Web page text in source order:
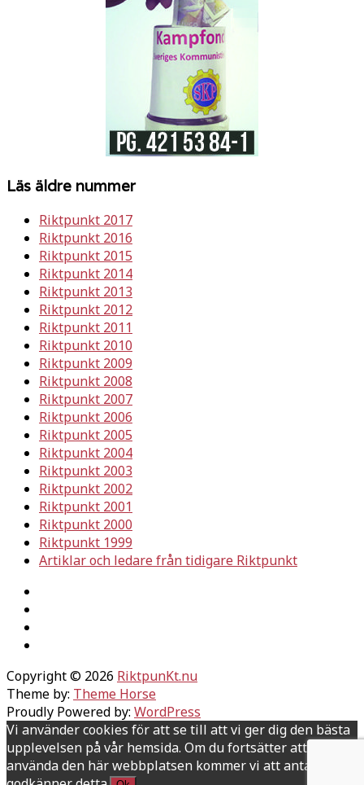
Läs äldre nummer
Riktpunkt 2017
Riktpunkt 2016
Riktpunkt 2015
Riktpunkt 2014
Riktpunkt 2013
Riktpunkt 2012
Riktpunkt 2011
Riktpunkt 2010
Riktpunkt 2009
Riktpunkt 2008
Riktpunkt 2007
Riktpunkt 2006
Riktpunkt 2005
Riktpunkt 2004
Riktpunkt 2003
Riktpunkt 2002
Riktpunkt 2001
Riktpunkt 2000
Riktpunkt 1999
Artiklar och ledare från tidigare Riktpunkt
Copyright © 2026 RiktpunKt.nu
Theme by: Theme Horse
Proudly Powered by: WordPress
Vi använder cookies för att se till att vi ger dig den bästa
upplevelsen på vår hemsida. Om du fortsätter att
använda den här webbplatsen kommer vi att anta att du